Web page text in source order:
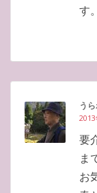
す
う
要
ま
お